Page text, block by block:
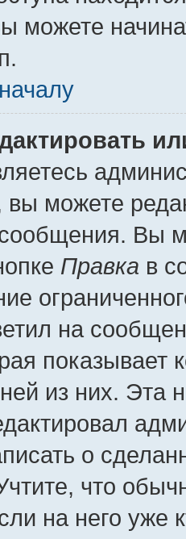
можете
можете
Вы
Правка в
на
показывает
из них. Эта
о
что
на него уже